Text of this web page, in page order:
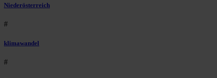
Niederösterreich
#
klimawandel
#